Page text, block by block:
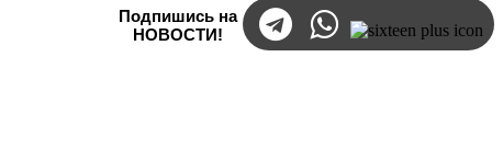
Подпишись на
НОВОСТИ!